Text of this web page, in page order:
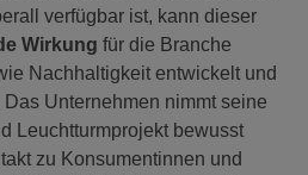
verfügbar ist, kann dieser
Wirkung für die Branche
Nachhaltigkeit entwickelt und
Unternehmen nimmt seine
Leuchtturmprojekt bewusst
zu Konsumentinnen und